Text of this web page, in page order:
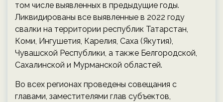
том числе выявленных в предыдущие годы.
Ликвидированы все выявленные в 2022 году
свалки на территории республик Татарстан,
Коми, Ингушетия, Карелия, Саха (Якутия),
Чувашской Республики, а также Белгородской,
Сахалинской и Мурманской областей.
Во всех регионах проведены совещания с
главами, заместителями глав субъектов,